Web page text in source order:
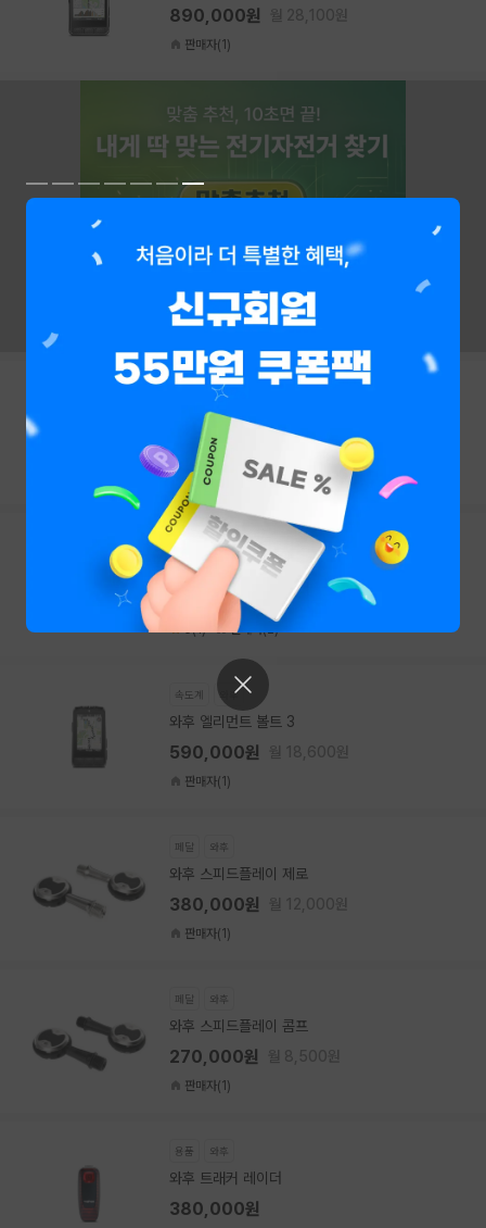
890,000원
판매자(1)
트레이너
와후 키커 헤드윈드 팬
380,000원 월 12,000원
판매자(1)
트레이너 와후
와후 키커 무브
1,950,000원 월 61,700원
판매자(2)
속도계 와후
와후 엘리먼트 볼트 3
590,000원
판매자(1)
페달 와후
와후 스피드플레이 제로
380,000원
판매자(1)
페달 와후
와후 스피드플레이 콤프
270,000원
판매자(1)
용품 와후
와후 트래커 레이더
380,000원